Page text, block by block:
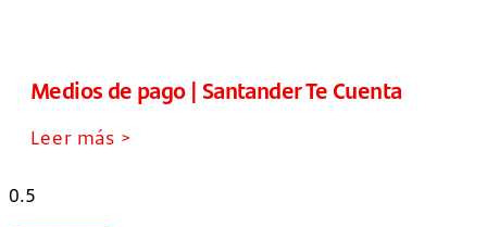
Medios de pago | Santander Te Cuenta
Leer más >